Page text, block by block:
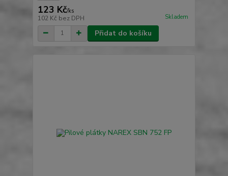
123 Kč/ks
102 Kč bez DPH Skladem
Přidat do košíku